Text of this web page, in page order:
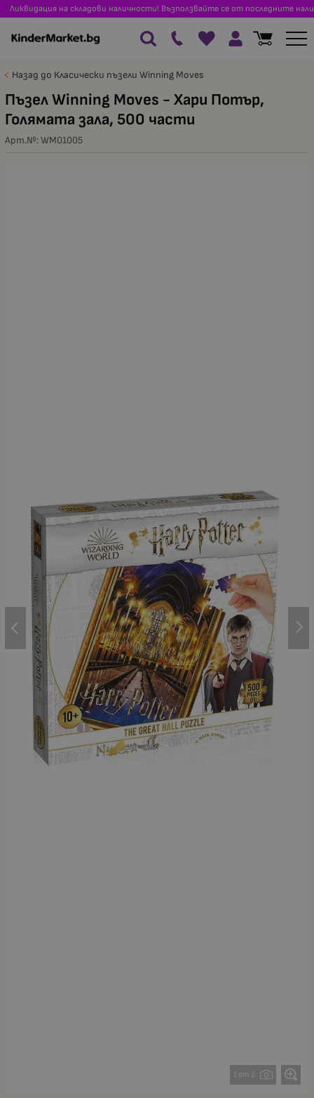
Ликвидация на складови наличности! Възползвайте се от последните
Назад до Класически пъзели Winning Moves
Пъзел Winning Moves - Хари Потър,
Голямата зала, 500 части
Арт.№:WM01005
1 от 2